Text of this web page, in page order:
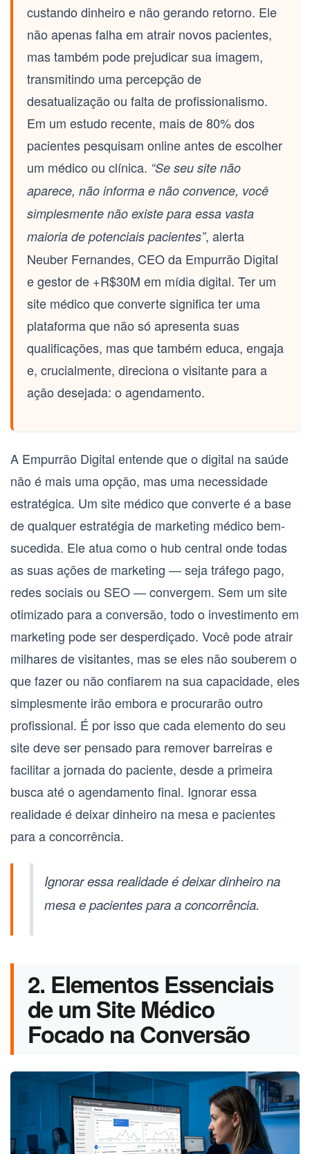
custando dinheiro e não gerando retorno. Ele
não apenas falha em atrair novos pacientes,
mas também pode prejudicar sua imagem,
transmitindo uma percepção de
desatualização ou falta de profissionalismo.
Em um estudo recente, mais de 80% dos
pacientes pesquisam online antes de escolher
um médico ou clínica. “Se seu site não
aparece, não informa e não convence, você
simplesmente não existe para essa vasta
maioria de potenciais pacientes”, alerta
Neuber Fernandes, CEO da Empurrão Digital
e gestor de +R$30M em mídia digital. Ter um
site médico que convertesignifica ter uma
plataforma que não só apresenta suas
qualificações, mas que também educa, engaja
e, crucialmente, direciona o visitante para a
ação desejada: o agendamento.
A Empurrão Digital entende que o digital na saúde
não é mais uma opção, mas uma necessidade
estratégica. Um site médico que converteé a base
de qualquer estratégia de marketing médico bem-
sucedida. Ele atua como o hub central onde todas
as suas ações de marketing — seja tráfego pago,
redes sociais ou SEO — convergem. Sem um site
otimizado para a conversão, todo o investimento em
marketing pode ser desperdiçado. Você pode atrair
milhares de visitantes, mas se eles não souberem o
que fazer ou não confiarem na sua capacidade, eles
simplesmente irão embora e procurarão outro
profissional. É por isso que cada elemento do seu
site deve ser pensado para remover barreiras e
facilitar a jornada do paciente, desde a primeira
busca até o agendamento final. Ignorar essa
realidade é deixar dinheiro na mesa e pacientes
para a concorrência.
Ignorar essa realidade é deixar dinheiro na
mesa e pacientes para a concorrência.
2. Elementos Essenciais
de um Site Médico
Focado na Conversão